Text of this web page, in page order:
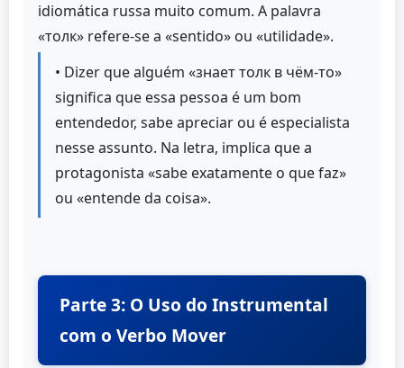
idiomática russa muito comum. A palavra
«толк» refere-se a «sentido» ou «utilidade».
• Dizer que alguém «знает толк в чём-то»
significa que essa pessoa é um bom
entendedor, sabe apreciar ou é especialista
nesse assunto. Na letra, implica que a
protagonista «sabe exatamente o que faz»
ou «entende da coisa».
Parte 3: O Uso do Instrumental
com o Verbo Mover